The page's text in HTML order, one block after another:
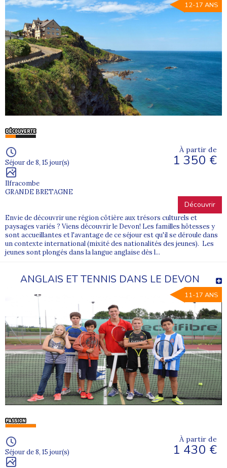
12-17 ANS
Séjour de 8, 15 jour(s)
Ilfracombe
GRANDE BRETAGNE
À partir de
1 350 €
Découvrir
Envie de découvrir une région côtière aux trésors culturels et
paysages variés ? Viens découvrir le Devon! Les familles hôtesses y
sont accueillantes et l'avantage de ce séjour est qu'il se déroule dans
un contexte international (mixité des nationalités des jeunes). Les
jeunes sont plongés dans la langue anglaise dès l...
ANGLAIS ET TENNIS DANS LE DEVON
11-17 ANS
Séjour de 8, 15 jour(s)
À partir de
1 430 €